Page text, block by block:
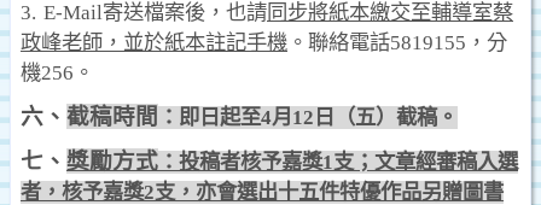
3. E-Mail寄送檔案後，也請同步將紙本繳交至輔導室蔡
政峰老師，並於紙本註記手機 。聯絡電話5819155 ，分
機256 。
六、 截稿時間 ：即日起至4月 12 日（五）截稿。
七、 獎勵方式 ：投稿者核予嘉獎1支；文章經審稿入選
者，核予嘉獎2支，亦會選出十五件特優作品另贈圖書